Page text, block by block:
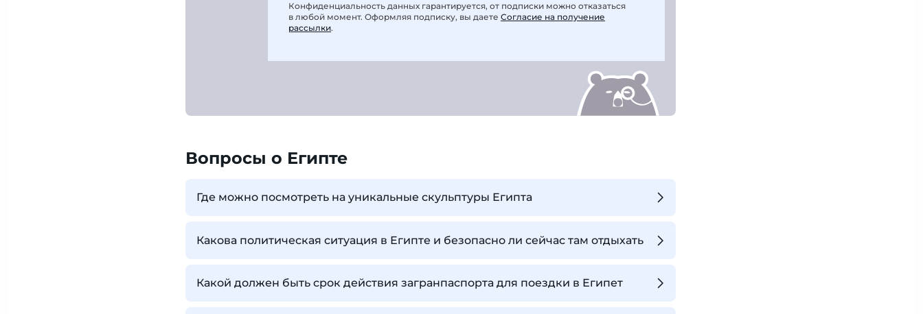
Конфиденциальность данных гарантируется, от подписки можно отказаться
в любой момент. Оформляя подписку, вы даете Согласие на получение
рассылки.
Вопросы о Египте
Где можно посмотреть на уникальные скульптуры Египта
Какова политическая ситуация в Египте и безопасно ли сейчас там отдыхать
Какой должен быть срок действия загранпаспорта для поездки в Египет